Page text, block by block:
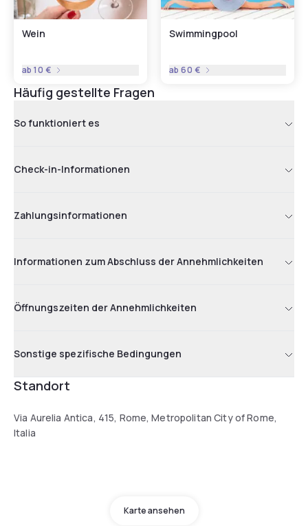
Wein
ab10 €
Swimmingpool
ab60 €
Häufig gestellte Fragen
So funktioniert es
Check-in-Informationen
Zahlungsinformationen
Informationen zum Abschluss der Annehmlichkeiten
Öffnungszeiten der Annehmlichkeiten
Sonstige spezifische Bedingungen
Standort
Via Aurelia Antica, 415, Rome, Metropolitan City of Rome,
Italia
Karte ansehen